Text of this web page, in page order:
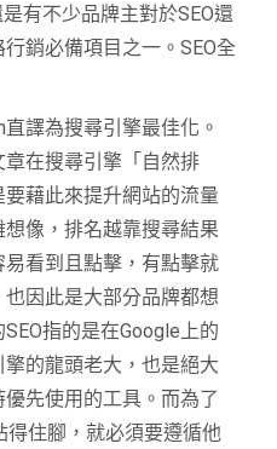
有不少品牌主對於SEO還
銷必備項目之一。SEO全
譯為搜尋引擎最佳化。
在搜尋引擎「自然排
藉此來提升網站的流量
像，排名越靠搜尋結果
看到且點擊，有點擊就
因此是大部分品牌都想
指的是在Google上的
的龍頭老大，也是絕大
先使用的工具。而為了
得住腳，就必須要遵循他